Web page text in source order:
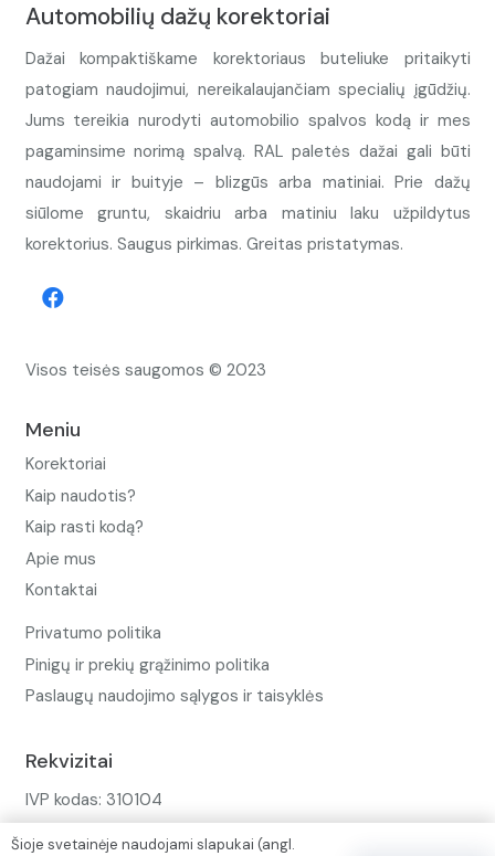
Automobilių dažų korektoriai
Dažai kompaktiškame korektoriaus buteliuke pritaikyti
patogiam naudojimui, nereikalaujančiam specialių įgūdžių.
Jums tereikia nurodyti automobilio spalvos kodą ir mes
pagaminsime norimą spalvą. RAL paletės dažai gali būti
naudojami ir buityje – blizgūs arba matiniai. Prie dažų
siūlome gruntu, skaidriu arba matiniu laku užpildytus
korektorius. Saugus pirkimas. Greitas pristatymas.
Visos teisės saugomos © 2023
Meniu
Korektoriai
Kaip naudotis?
Kaip rasti kodą?
Apie mus
Kontaktai
Privatumo politika
Pinigų ir prekių grąžinimo politika
Paslaugų naudojimo sąlygos ir taisyklės
Rekvizitai
IVP kodas: 310104
Šioje svetainėje naudojami slapukai (angl.